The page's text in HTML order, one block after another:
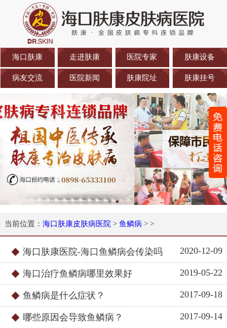
海口肤康 走进肤康 医院专家 肤康设备
病友交流 医院新闻 肤康院址 肤康挂号
当前位置： 海口肤康皮肤病医院 > 鱼鳞病 > >
海口肤康医院-海口鱼鳞病会传染吗 2020-12-09
海口治疗鱼鳞病哪里效果好 2019-05-22
鱼鳞病是什么症状？ 2017-09-18
哪些原因会导致鱼鳞病？ 2017-09-14